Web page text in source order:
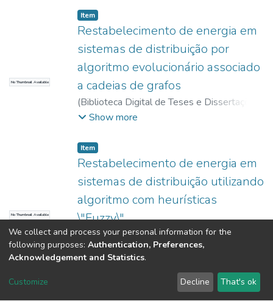
No Thumbnail Available
Item
Restabelecimento de energia em
sistemas de distribuição por
algoritmo evolucionário associado
a cadeias de grafos
(Biblioteca Digital de Teses e Dissertações
da USP,2017-11-15
Show more
No Thumbnail Available
Item
Restabelecimento de energia em
sistemas de distribuição utilizando
algoritmo com heurísticas
\"Fuzzy\"
(2017-11-28)Delbem, Alexandre Cláudio
Botazzo
O objetivo deste trabalho é desenvolver
um programa que automatize o
restabelecimento de energia para sistemas
de distribuição. Um plano de
We collect and process your personal information for the
following purposes: Authentication, Preferences,
Acknowledgement and Statistics.
Customize Decline That's ok